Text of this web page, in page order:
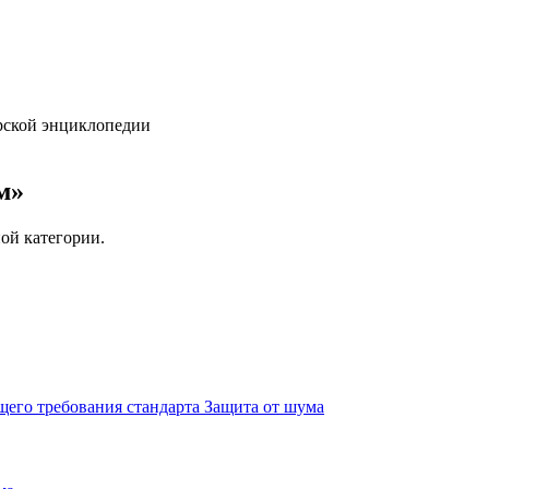
энциклопедии
категории.
требования стандарта Защита от шума